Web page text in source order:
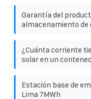
Garantía del
almacenamiento de
¿Cuánta corriente
solar en un
Estación base de
Lima 7MWh